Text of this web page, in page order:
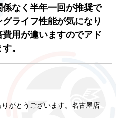
なく半年一回が推奨で
ライフ性能が気になり
用が違いますのでアド
。
がとうございます。名古屋店